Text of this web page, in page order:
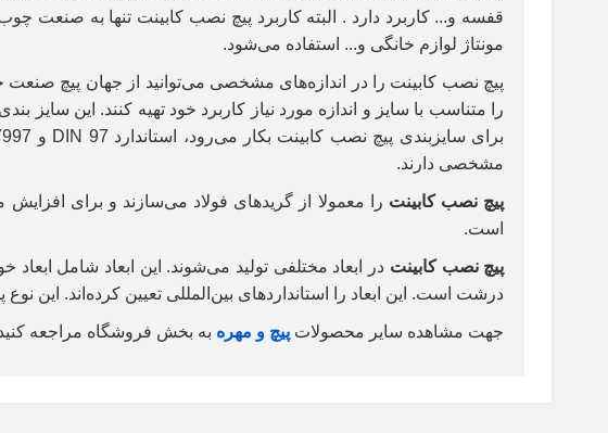
قفسه و... کاربرد دارد . البته کاربرد پیچ نصب کابینت تنها به صنعت
مونتاژ لوازم خانگی و... استفاده می‌شود.
پیچ نصب کابینت را در اندازه‌های مشخصی می‌توانید از جهان پیچ صنعت
را متناسب با سایز و اندازه مورد نیاز کاربرد خود تهیه کنند. این
برای سایزبندی پیچ نصب کابینت بکار می‌رود، استاندارد DIN 97 و
مشخصی دارند.
پیچ نصب کابینت را معمولا از گریدهای فولاد می‌سازند و برای
است.
پیچ نصب کابینت در ابعاد مختلفی تولید می‌شوند. این ابعاد شامل
درشت است. این ابعاد را استانداردهای بین‌المللی تعیین کرده‌اند. این
جهت مشاهده سایر محصولات پیچ و مهره به بخش فروشگاه مراجعه